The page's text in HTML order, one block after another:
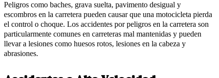
Peligros como baches, grava suelta, pavimento desigual y
escombros en la carretera pueden causar que una motocicleta pierda
el control o choque. Los accidentes por peligros en la carretera son
particularmente comunes en carreteras mal mantenidas y pueden
llevar a lesiones como huesos rotos, lesiones en la cabeza y
abrasiones.